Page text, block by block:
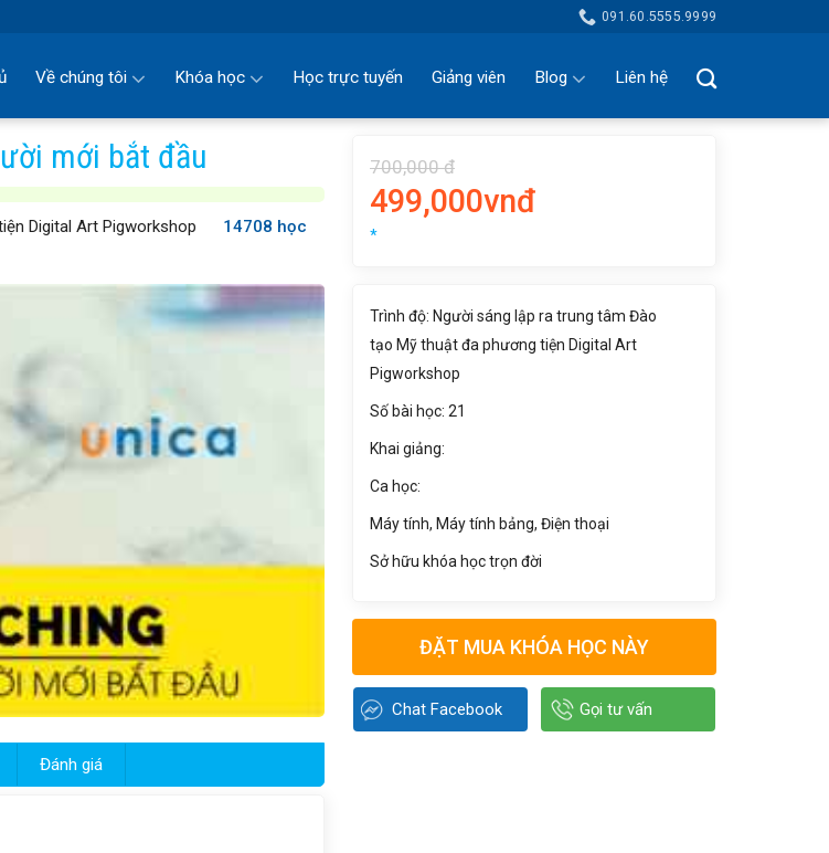
091.60.5555.9999
Về chúng tôi Khóa học Học trực tuyến Giảng viên Blog Liên hệ
mới bắt đầu
Digital Art Pigworkshop
14708 học
Đánh giá
700,000 đ
499,000vnđ
*
Trình độ: Người sáng lập ra trung tâm Đào
tạo Mỹ thuật đa phương tiện Digital Art
Pigworkshop
Số bài học: 21
Khai giảng:
Ca học:
Máy tính, Máy tính bảng, Điện thoại
Sở hữu khóa học trọn đời
ĐẶT MUA KHÓA HỌC NÀY
Chat Facebook Gọi tư vấn